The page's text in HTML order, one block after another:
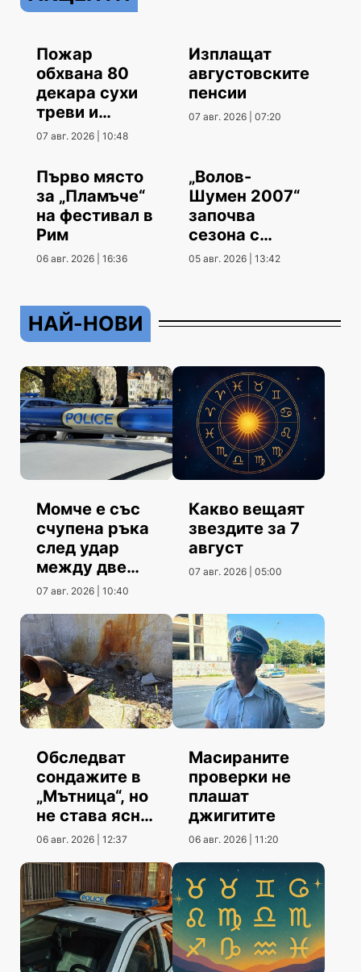
Пожар
обхвана 80
декара сухи
треви и
храсти
07 авг. 2026 | 10:48
Изплащат
августовските
пенсии
07 авг. 2026 | 07:20
Първо място
за „Пламъче“
на фестивал в
Рим
06 авг. 2026 | 16:36
„Волов-
Шумен 2007“
започва
сезона с
гостуване
05 авг. 2026 | 13:42
НАЙ-НОВИ
Момче е със
счупена ръка
след удар
между две
коли
07 авг. 2026 | 10:40
Какво вещаят
звездите за 7
август
07 авг. 2026 | 05:00
Обследват
сондажите в
„Мътница“, но
не става ясно
кога
06 авг. 2026 | 12:37
Масираните
проверки не
плашат
джигитите
06 авг. 2026 | 11:20